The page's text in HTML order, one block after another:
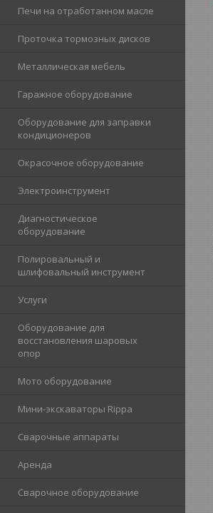
Печи на отработанном масле
Проточка тормозных дисков
Металлическая мебель
Гаражное оборудование
Оборудование для заправки
кондиционеров
Окрасочное оборудование
Электроинструмент
Диагностическое
оборудование
Полировальный и
шлифовальный инструмент
Услуги
Оборудование для
восстановления шаровых
опор
Мото оборудование
Мини-экскаваторы Rippa
Сварочные аппараты
Аренда
Сварочное оборудование